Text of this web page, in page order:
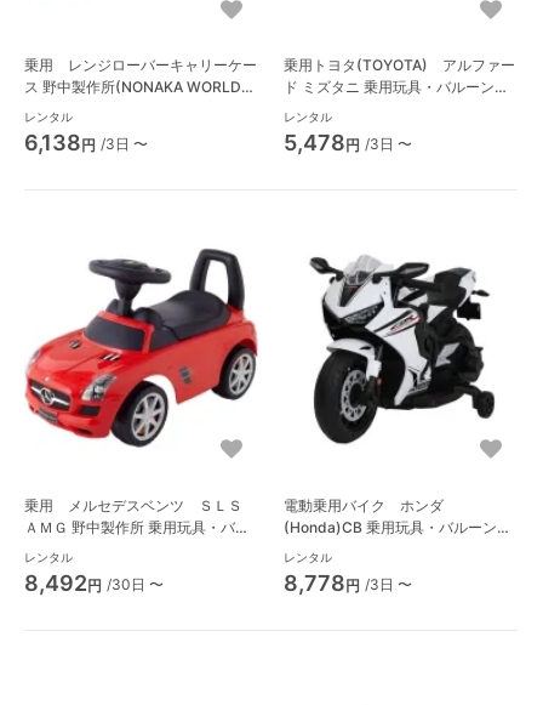
乗用 レンジローバーキャリーケー
ス 野中製作所(NONAKA WORLD)
乗用玩具・バルーン遊具
レンタル
6,138円 /3日 〜
乗用トヨタ(TOYOTA) アルファー
ド ミズタニ 乗用玩具・バルーン遊
具
レンタル
5,478円 /3日 〜
乗用 メルセデスベンツ ＳＬＳ
ＡＭＧ 野中製作所 乗用玩具・バル
ーン遊具
レンタル
8,492円 /30日 〜
電動乗用バイク ホンダ
(Honda)CB 乗用玩具・バルーン遊
レンタル
8,778円 /3日 〜